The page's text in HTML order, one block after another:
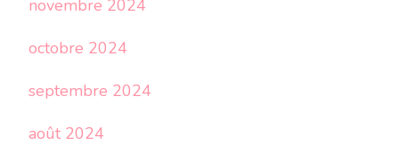
novembre 2024
octobre 2024
septembre 2024
août 2024